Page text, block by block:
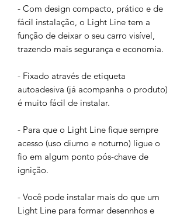
- Com design compacto, prático e de
fácil instalação, o Light Line tem a
função de deixar o seu carro visível,
trazendo mais segurança e economia.
- Fixado através de etiqueta
autoadesiva (já acompanha o produto)
é muito fácil de instalar.
- Para que o Light Line fique sempre
acesso (uso diurno e noturno) ligue o
fio em algum ponto pós-chave de
ignição.
- Você pode instalar mais do que um
Light Line para formar desennhos e